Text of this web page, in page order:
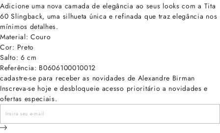
Adicione uma nova camada de elegância ao seus looks com a Tita
60 Slingback, uma silhueta única e refinada que traz elegância nos
mínimos detalhes.
Material: Couro
Cor: Preto
Salto: 6 cm
Referência: B0606100010012
cadastre-se para receber as novidades de Alexandre Birman
Inscreva-se hoje e desbloqueie acesso prioritário a novidades e
ofertas especiais.